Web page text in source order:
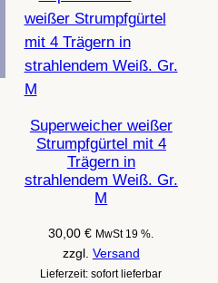
Superweicher weißer
Strumpfgürtel mit 4
Trägern in
strahlendem Weiß. Gr.
M
30,00€ MwSt 19 %.
zzgl. Versand
Lieferzeit: sofort lieferbar